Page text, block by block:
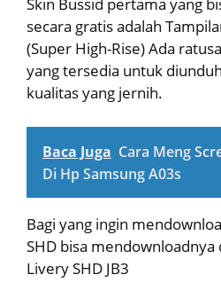
secara gratis adalah
(Super High-Rise) Ada
yang tersedia untuk
kualitas yang jernih.
Baca Juga Cara Meng
Di Hp Samsung A03s
Bagi yang ingin
SHD bisa
Livery SHD JB3